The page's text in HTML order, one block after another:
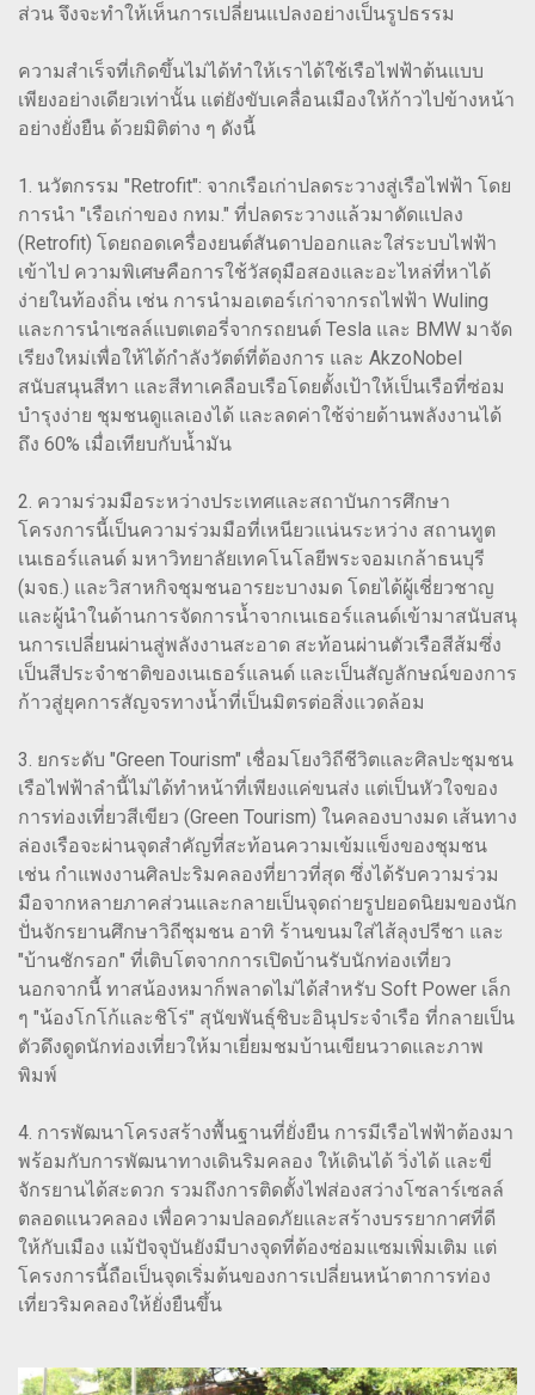
ส่วน จึงจะทำให้เห็นการเปลี่ยนแปลงอย่างเป็นรูปธรรม
ความสำเร็จที่เกิดขึ้นไม่ได้ทำให้เราได้ใช้เรือไฟฟ้าต้นแบบ
เพียงอย่างเดียวเท่านั้น แต่ยังขับเคลื่อนเมืองให้ก้าวไปข้างหน้า
อย่างยั่งยืน ด้วยมิติต่าง ๆ ดังนี้
1. นวัตกรรม "Retrofit": จากเรือเก่าปลดระวางสู่เรือไฟฟ้า โดย
การนำ "เรือเก่าของ กทม." ที่ปลดระวางแล้วมาดัดแปลง
(Retrofit) โดยถอดเครื่องยนต์สันดาปออกและใส่ระบบไฟฟ้า
เข้าไป ความพิเศษคือการใช้วัสดุมือสองและอะไหล่ที่หาได้
ง่ายในท้องถิ่น เช่น การนำมอเตอร์เก่าจากรถไฟฟ้า Wuling
และการนำเซลล์แบตเตอรี่จากรถยนต์ Tesla และ BMW มาจัด
เรียงใหม่เพื่อให้ได้กำลังวัตต์ที่ต้องการ และ AkzoNobel
สนับสนุนสีทา และสีทาเคลือบเรือโดยตั้งเป้าให้เป็นเรือที่ซ่อม
บำรุงง่าย ชุมชนดูแลเองได้ และลดค่าใช้จ่ายด้านพลังงานได้
ถึง 60% เมื่อเทียบกับน้ำมัน
2. ความร่วมมือระหว่างประเทศและสถาบันการศึกษา
โครงการนี้เป็นความร่วมมือที่เหนียวแน่นระหว่าง สถานทูต
เนเธอร์แลนด์ มหาวิทยาลัยเทคโนโลยีพระจอมเกล้าธนบุรี
(มจธ.) และวิสาหกิจชุมชนอารยะบางมด โดยได้ผู้เชี่ยวชาญ
และผู้นำในด้านการจัดการน้ำจากเนเธอร์แลนด์เข้ามาสนับสนุ
นการเปลี่ยนผ่านสู่พลังงานสะอาด สะท้อนผ่านตัวเรือสีส้มซึ่ง
เป็นสีประจำชาติของเนเธอร์แลนด์ และเป็นสัญลักษณ์ของการ
ก้าวสู่ยุคการสัญจรทางน้ำที่เป็นมิตรต่อสิ่งแวดล้อม
3. ยกระดับ "Green Tourism" เชื่อมโยงวิถีชีวิตและศิลปะชุมชน
เรือไฟฟ้าลำนี้ไม่ได้ทำหน้าที่เพียงแค่ขนส่ง แต่เป็นหัวใจของ
การท่องเที่ยวสีเขียว (Green Tourism) ในคลองบางมด เส้นทาง
ล่องเรือจะผ่านจุดสำคัญที่สะท้อนความเข้มแข็งของชุมชน
เช่น กำแพงงานศิลปะริมคลองที่ยาวที่สุด ซึ่งได้รับความร่วม
มือจากหลายภาคส่วนและกลายเป็นจุดถ่ายรูปยอดนิยมของนัก
ปั่นจักรยานศึกษาวิถีชุมชน อาทิ ร้านขนมใส่ไส้ลุงปรีชา และ
"บ้านชักรอก" ที่เติบโตจากการเปิดบ้านรับนักท่องเที่ยว
นอกจากนี้ ทาสน้องหมาก็พลาดไม่ได้สำหรับ Soft Power เล็ก
ๆ "น้องโกโก้และชิโร่" สุนัขพันธุ์ชิบะอินุประจำเรือ ที่กลายเป็น
ตัวดึงดูดนักท่องเที่ยวให้มาเยี่ยมชมบ้านเขียนวาดและภาพ
พิมพ์
4. การพัฒนาโครงสร้างพื้นฐานที่ยั่งยืน การมีเรือไฟฟ้าต้องมา
พร้อมกับการพัฒนาทางเดินริมคลอง ให้เดินได้ วิ่งได้ และขี่
จักรยานได้สะดวก รวมถึงการติดตั้งไฟส่องสว่างโซลาร์เซลล์
ตลอดแนวคลอง เพื่อความปลอดภัยและสร้างบรรยากาศที่ดี
ให้กับเมือง แม้ปัจจุบันยังมีบางจุดที่ต้องซ่อมแซมเพิ่มเติม แต่
โครงการนี้ถือเป็นจุดเริ่มต้นของการเปลี่ยนหน้าตาการท่อง
เที่ยวริมคลองให้ยั่งยืนขึ้น